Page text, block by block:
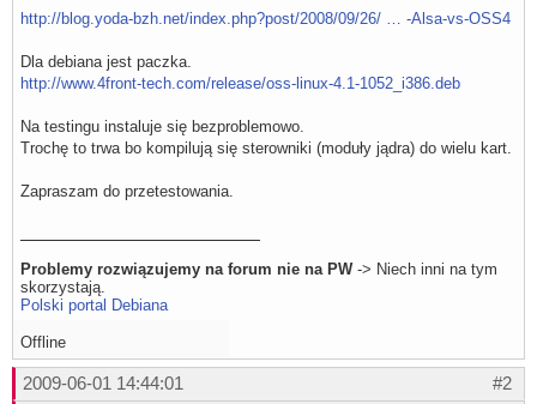
http://blog.yoda-bzh.net/index.php?post/2008/09/26/ … -Alsa-vs-OSS4
Dla debiana jest paczka.
http://www.4front-tech.com/release/oss-linux-4.1-1052_i386.deb
Na testingu instaluje się bezproblemowo.
Trochę to trwa bo kompilują się sterowniki (moduły jądra) do wielu kart.
Zapraszam do przetestowania.
Problemy rozwiązujemy na forum nie na PW-> Niech inni na tym
skorzystają.
Polski portal Debiana
Offline
#2
2009-06-01 14:44:01